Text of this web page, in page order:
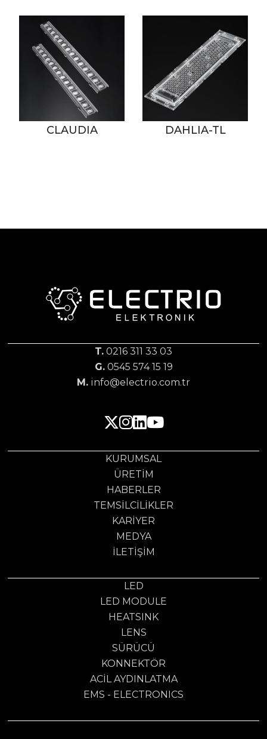
CLAUDIA DAHLIA-TL
T. 0216 311 33 03
G.0545 574 15 19
M. info@electrio.com.tr
KURUMSAL
ÜRETIM
HABERLER
TEMSILCILIKLER
KARIYER
MEDYA
İLETIŞIM
LED
LED MODULE
HEATSINK
LENS
SÜRÜCÜ
KONNEKTÖR
ACİL AYDINLATMA
EMS - ELECTRONICS